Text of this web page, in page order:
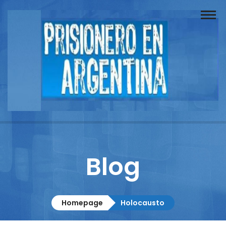
Buscador
Documentos
Columnistas
Contacto
Blog
Homepage Holocausto